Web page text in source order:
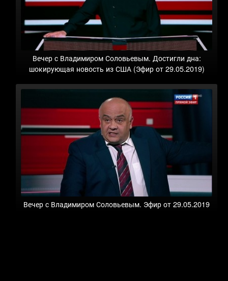
Вечер с Владимиром Соловьевым. Достигли дна:
шокирующая новость из США (Эфир от 29.05.2019)
Вечер с Владимиром Соловьевым. Эфир от 29.05.2019